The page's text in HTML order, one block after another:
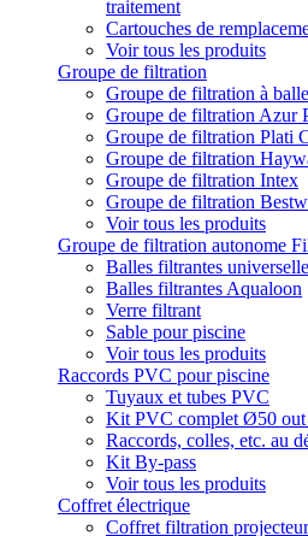
traitement
Cartouches de
Voir tous les produits
Groupe de filtration
Groupe de filtration à
Groupe de filtration Azur
Groupe de filtration Plati
Groupe de filtration
Groupe de filtration Intex
Groupe de filtration
Voir tous les produits
Groupe de filtration autonome
Balles filtrantes
Balles filtrantes Aqualoon
Verre filtrant
Sable pour piscine
Voir tous les produits
Raccords PVC pour piscine
Tuyaux et tubes PVC
Kit PVC complet Ø50
Raccords, colles, etc. au
Kit By-pass
Voir tous les produits
Coffret électrique
Coffret filtration